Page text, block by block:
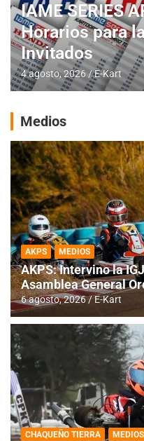
IAME SERIES
Horarios para
Invitados
4 agosto, 2026 E-Kart
Medios
AKPS MEDIOS
AKPS: Intervino la
Asamblea General
6 agosto, 2026 E-Kart
CHAQUEÑO TIERRA MEDIOS